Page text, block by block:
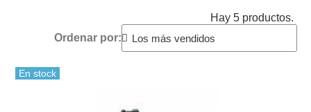
Hay 5 productos.
Ordenar por:
En stock